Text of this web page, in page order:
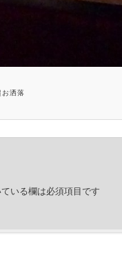
洒落
いる欄は必須項目です